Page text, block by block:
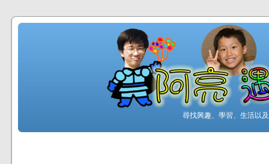
尋找興趣、學習、生活以